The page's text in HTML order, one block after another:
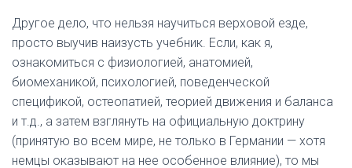
Другое дело, что нельзя научиться верховой езде,
просто выучив наизусть учебник. Если, как я,
ознакомиться с физиологией, анатомией,
биомеханикой, психологией, поведенческой
спецификой, остеопатией, теорией движения и баланса
и т.д., а затем взглянуть на официальную доктрину
(принятую во всем мире, не только в Германии — хотя
немцы оказывают на нее особенное влияние), то мы